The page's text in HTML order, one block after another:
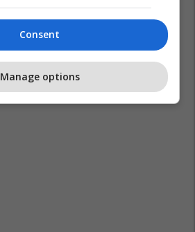
Consent
Manage options